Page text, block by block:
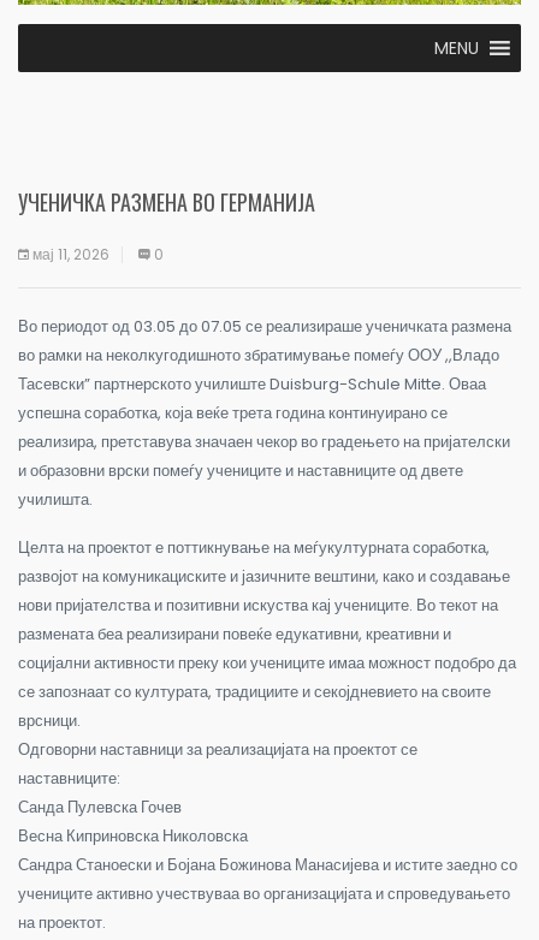
MENU
УЧЕНИЧКА РАЗМЕНА ВО ГЕРМАНИЈА
мај 11, 2026 0
Во периодот од 03.05 до 07.05 се реализираше ученичката размена
во рамки на неколкугодишното збратимување помеѓу ООУ ,,Владо
Тасевски” партнерското училиште Duisburg-Schule Mitte. Оваа
успешна соработка, која веќе трета година континуирано се
реализира, претставува значаен чекор во градењето на пријателски
и образовни врски помеѓу учениците и наставниците од двете
училишта.
Целта на проектот е поттикнување на меѓукултурната соработка,
развојот на комуникациските и јазичните вештини, како и создавање
нови пријателства и позитивни искуства кај учениците. Во текот на
размената беа реализирани повеќе едукативни, креативни и
социјални активности преку кои учениците имаа можност подобро да
се запознаат со културата, традициите и секојдневието на своите
врсници.
Одговорни наставници за реализацијата на проектот се
наставниците:
Санда Пулевска Гочев
Весна Киприновска Николовска
Сандра Станоески и Бојана Божинова Манасијева и истите заедно со
учениците активно учествуваа во организацијата и спроведувањето
на проектот.